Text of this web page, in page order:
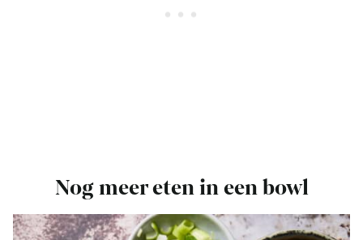
Nog meer eten in een bowl
Bekijk